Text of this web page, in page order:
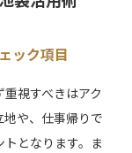
ック項目
視すべきはアク
や、仕事帰りで
となります。ま